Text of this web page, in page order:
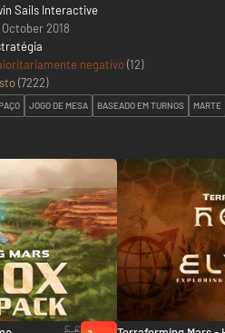
Sails Interactive
October 2018
negativo(12)
(7222)
JOGO DE MESA BASEADO EM TURNOS MARTE